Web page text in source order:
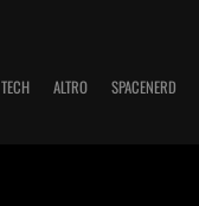
TECH ALTRO SPACENERD